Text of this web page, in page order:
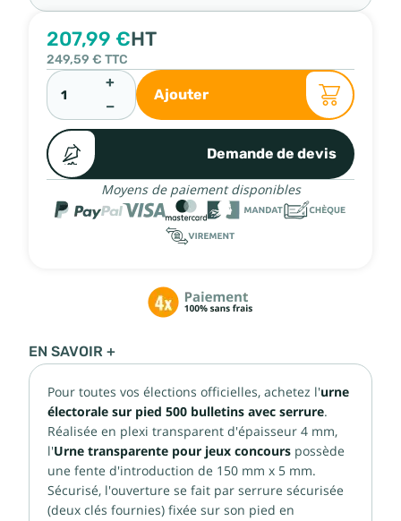
207,99 €HT
249,59 € TTC
+
−
Ajouter
Demande de devis
Moyens de paiement disponibles
EN SAVOIR +
Pour toutes vos élections officielles, achetez l'urne
électorale sur pied 500 bulletins avec serrure.
Réalisée en plexi transparent d'épaisseur 4 mm,
l'Urne transparente pour jeux concours possède
une fente d'introduction de 150 mm x 5 mm.
Sécurisé, l'ouverture se fait par serrure sécurisée
(deux clés fournies) fixée sur son pied en